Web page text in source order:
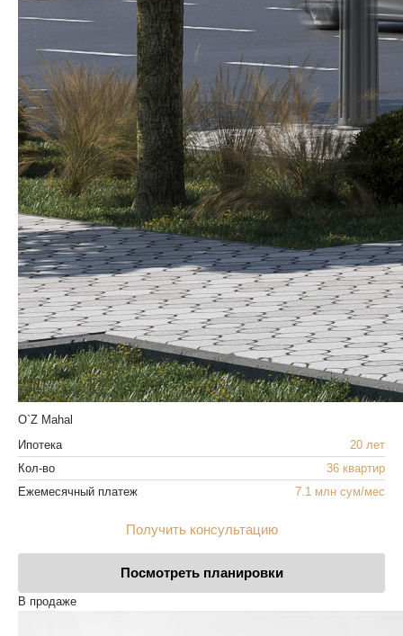
O`Z Mahal
Ипотека
20 лет
Кол-во
36 квартир
Ежемесячный платеж
7.1 млн сум/мес
Получить консультацию
Посмотреть планировки
В продаже